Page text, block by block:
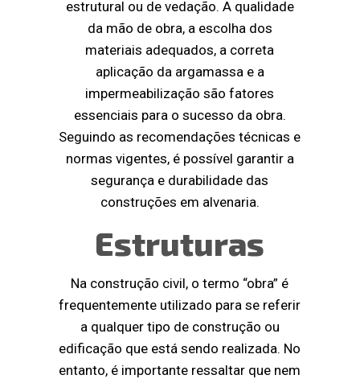
estrutural ou de vedação. A qualidade
da mão de obra, a escolha dos
materiais adequados, a correta
aplicação da argamassa e a
impermeabilização são fatores
essenciais para o sucesso da obra.
Seguindo as recomendações técnicas e
normas vigentes, é possível garantir a
segurança e durabilidade das
construções em alvenaria.
Estruturas
Na construção civil, o termo “obra” é
frequentemente utilizado para se referir
a qualquer tipo de construção ou
edificação que está sendo realizada. No
entanto, é importante ressaltar que nem